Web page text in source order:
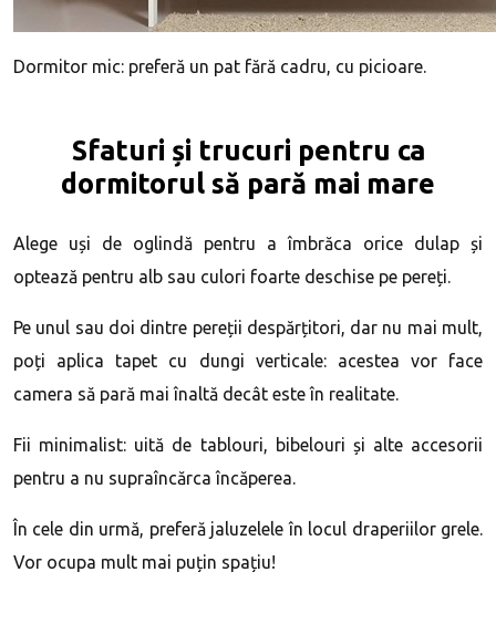
Dormitor mic: preferă un pat fără cadru, cu picioare.
Sfaturi și trucuri pentru ca
dormitorul să pară mai mare
Alege uși de oglindă pentru a îmbrăca orice dulap și
optează pentru alb sau culori foarte deschise pe pereți.
Pe unul sau doi dintre pereții despărțitori, dar nu mai mult,
poți aplica tapet cu dungi verticale: acestea vor face
camera să pară mai înaltă decât este în realitate.
Fii minimalist: uită de tablouri, bibelouri și alte accesorii
pentru a nu supraîncărca încăperea.
În cele din urmă, preferă jaluzelele în locul draperiilor grele.
Vor ocupa mult mai puțin spațiu!